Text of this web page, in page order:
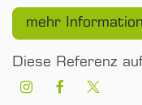
mehr
Diese Referenz